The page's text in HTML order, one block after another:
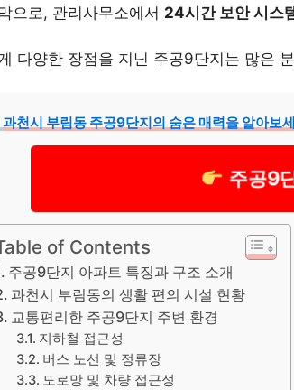
으로, 관리사무소에서 24시간 보안 시스
다양한 장점을 지닌 주공9단지는 많은
과천시 부림동 주공9단지의 숨은 매력을 알아보
주공9
of Contents
주공9단지 아파트 특징과 구조 소개
과천시 부림동의 생활 편의 시설 현황
교통편리한 주공9단지 주변 환경
지하철 접근성
버스 노선 및 정류장
도로망 및 차량 접근성